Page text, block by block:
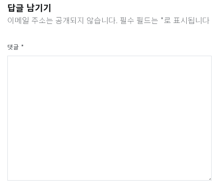
답글 남기기
이메일 주소는 공개되지 않습니다. 필수 필드는 *로 표시됩니다
댓글 *